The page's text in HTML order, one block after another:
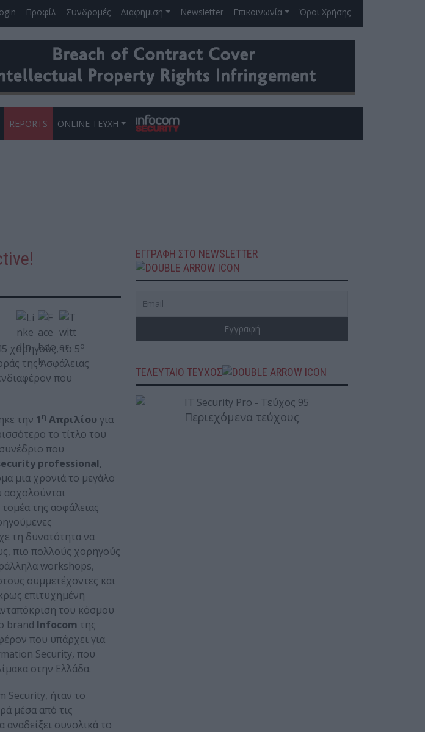
Προφίλ Συνδρομές Διαφήμιση Newsletter Επικοινωνία Όροι Χρήσης
REPORTS ONLINE ΤΕΥΧΗ
χορηγούς, το 5ο
της Ασφάλειας
που
την 1 η Απριλίου για
το τίτλο του
που
professional,
μια χρονιά το μεγάλο
της ασφάλειας
τη δυνατότητα να
πιο πολλούς χορηγούς
workshops,
συμμετέχοντες και
επιτυχημένη
του κόσμου
brand Infocom της
που υπάρχει για
Security, που
στην Ελλάδα.
Security, ήταν το
μέσα από τις
συνολικά το
ΕΓΓΡΑΦΗ ΣΤΟ NEWSLETTER
ΤΕΛΕΥΤΑΙΟ ΤΕΥΧΟΣ
Περιεχόμενα τεύχους